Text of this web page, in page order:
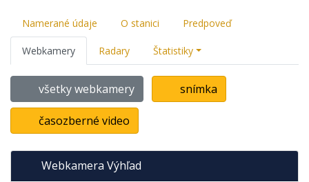
Namerané údaje O stanici Predpoveď
Webkamery Radary Štatistiky
všetky webkamery snímka
časozberné video
Webkamera Výhľad